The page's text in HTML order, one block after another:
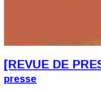
[REVUE DE
presse